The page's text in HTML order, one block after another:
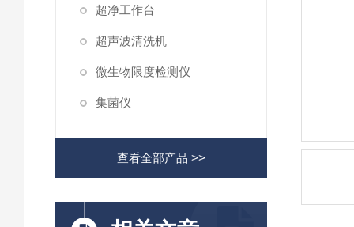
超净工作台
超声波清洗机
微生物限度检测仪
集菌仪
查看全部产品 >>